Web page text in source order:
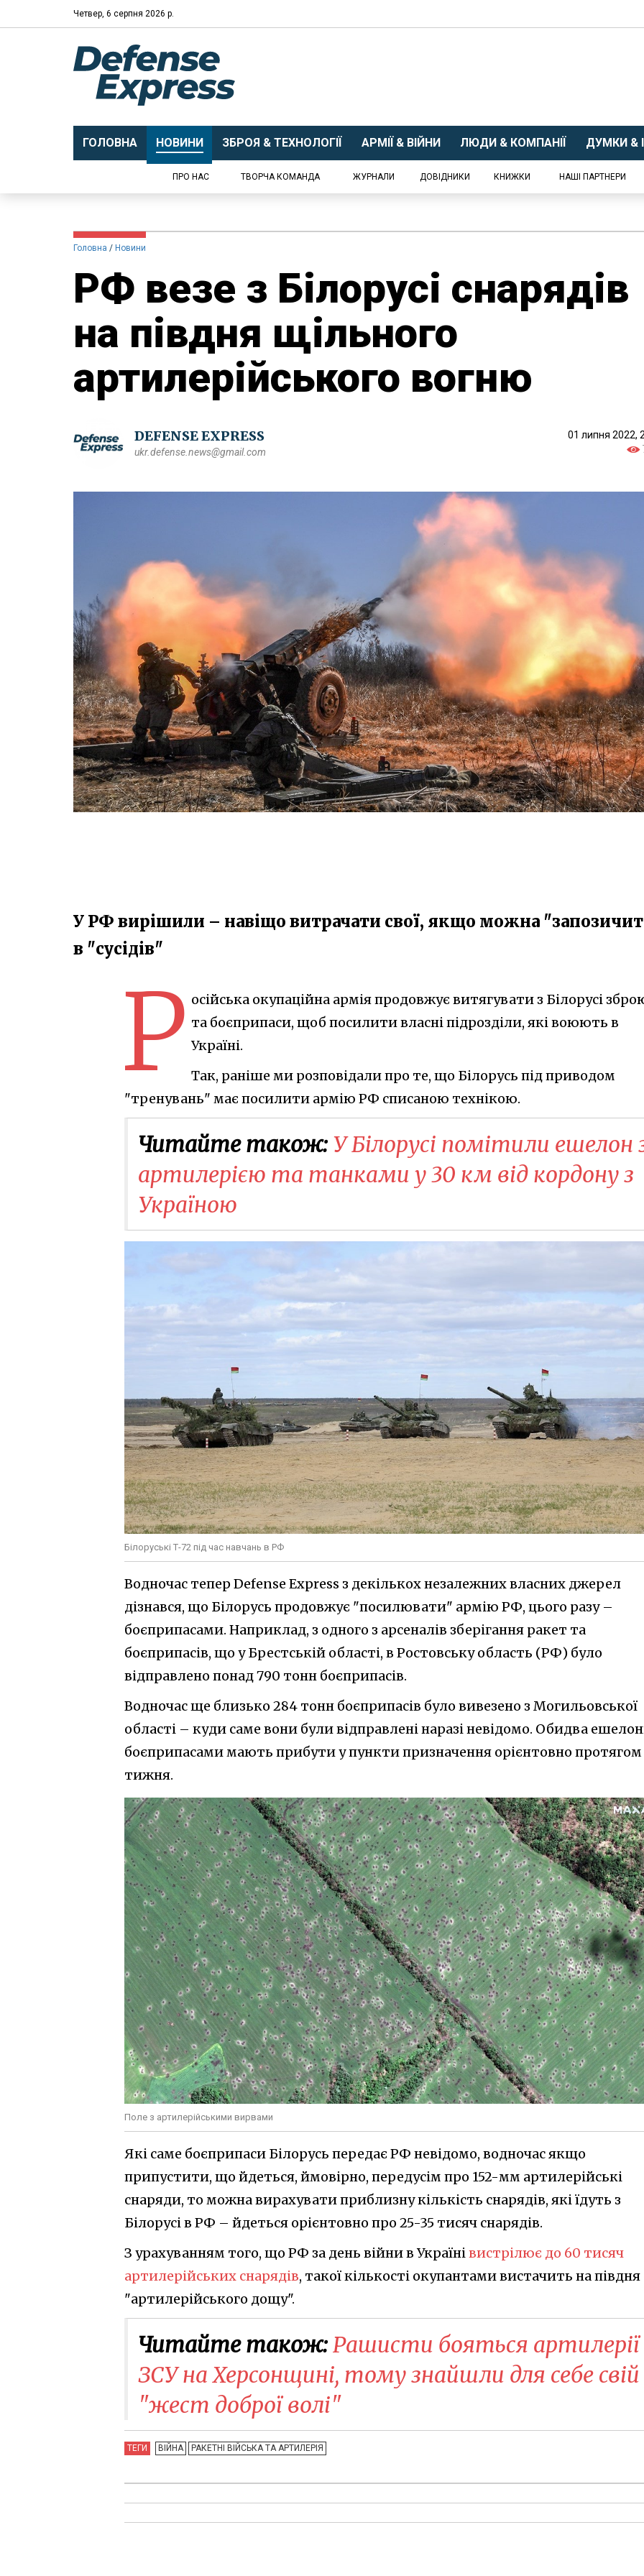
Четвер, 6 серпня 2026 р.
ГОЛОВНА НОВИНИ ЗБРОЯ & ТЕХНОЛОГІЇ АРМІЇ & ВІЙНИ ЛЮДИ & КОМПАНІЇ ДУМКИ &
ПРО НАС ТВОРЧА КОМАНДА ЖУРНАЛИ ДОВІДНИКИ КНИЖКИ НАШІ ПАРТНЕРИ
Головна Новини
РФ везе з Білорусі снарядів
на півдня щільного
артилерійського вогню
DEFENSE EXPRESS
ukr.defense.news@gmail.com
01 липня 2022,
У РФ вирішили – навіщо витрачати свої, якщо можна
в "сусідів"
Р осійська окупаційна армія продовжує витягувати з Білорусі
та боєприпаси, щоб посилити власні підрозділи, які воюють в
Україні.
Так, раніше ми розповідали про те, що Білорусь під приводом
"тренувань" має посилити армію РФ списаною технікою.
Читайте також: У Білорусі помітили ешелон
артилерією та танками у 30 км від кордону з
Україною
Білоруські Т-72 під час навчань в РФ
Водночас тепер Defense Express з декількох незалежних власних джерел
дізнався, що Білорусь продовжує "посилювати" армію РФ, цього разу –
боєприпасами. Наприклад, з одного з арсеналів зберігання ракет та
боєприпасів, що у Брестській області, в Ростовську область (РФ) було
відправлено понад 790 тонн боєприпасів.
Водночас ще близько 284 тонн боєприпасів було вивезено з Могильовської
області – куди саме вони були відправлені наразі невідомо. Обидва
боєприпасами мають прибути у пункти призначення орієнтовно протягом
тижня.
Поле з артилерійськими вирвами
Які саме боєприпаси Білорусь передає РФ невідомо, водночас якщо
припустити, що йдеться, ймовірно, передусім про 152-мм артилерійські
снаряди, то можна вирахувати приблизну кількість снарядів, які їдуть з
Білорусі в РФ – йдеться орієнтовно про 25-35 тисяч снарядів.
З урахуванням того, що РФ за день війни в Українівистрілює до 60 тисяч
артилерійських снарядів, такої кількості окупантами вистачить на півдня
"артилерійського дощу".
Читайте також:Рашисти бояться артилерії
ЗСУ на Херсонщині, тому знайшли для себе свій
"жест доброї волі"
ТЕГИ ВІЙНА РАКЕТНІ ВІЙСЬКА ТА АРТИЛЕРІЯ